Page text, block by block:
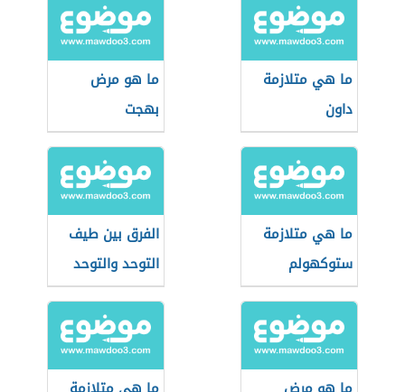
ما هي متلازمة
داون
ما هو مرض
بهجت
ما هي متلازمة
ستوكهولم
الفرق بين طيف
التوحد والتوحد